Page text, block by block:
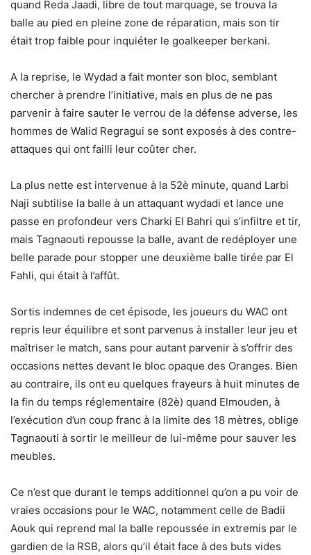
quand Reda Jaadi, libre de tout marquage, se trouva la
balle au pied en pleine zone de réparation, mais son tir
était trop faible pour inquiéter le goalkeeper berkani.
A la reprise, le Wydad a fait monter son bloc, semblant
chercher à prendre l’initiative, mais en plus de ne pas
parvenir à faire sauter le verrou de la défense adverse, les
hommes de Walid Regragui se sont exposés à des contre-
attaques qui ont failli leur coûter cher.
La plus nette est intervenue à la 52è minute, quand Larbi
Naji subtilise la balle à un attaquant wydadi et lance une
passe en profondeur vers Charki El Bahri qui s’infiltre et tir,
mais Tagnaouti repousse la balle, avant de redéployer une
belle parade pour stopper une deuxième balle tirée par El
Fahli, qui était à l’affût.
Sortis indemnes de cet épisode, les joueurs du WAC ont
repris leur équilibre et sont parvenus à installer leur jeu et
maîtriser le match, sans pour autant parvenir à s’offrir des
occasions nettes devant le bloc opaque des Oranges. Bien
au contraire, ils ont eu quelques frayeurs à huit minutes de
la fin du temps réglementaire (82è) quand Elmouden, à
l’exécution d’un coup franc à la limite des 18 mètres, oblige
Tagnaouti à sortir le meilleur de lui-même pour sauver les
meubles.
Ce n’est que durant le temps additionnel qu’on a pu voir de
vraies occasions pour le WAC, notamment celle de Badii
Aouk qui reprend mal la balle repoussée in extremis par le
gardien de la RSB, alors qu’il était face à des buts vides